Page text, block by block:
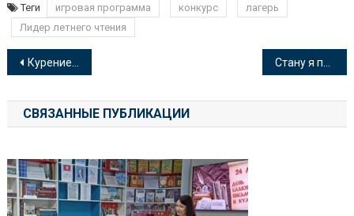
Теги игровая программа конкурс
лагерь
Лидер летнего чтения
Навигация
по
записям
Курение: «За» или «Против»
СВЯЗАННЫЕ ПУБЛИКАЦИИ